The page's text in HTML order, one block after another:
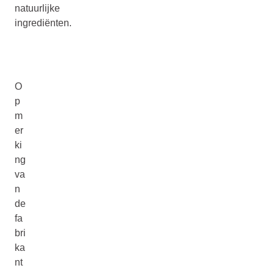
natuurlijke
ingrediënten.
O
p
m
er
ki
ng
va
n
de
fa
bri
ka
nt